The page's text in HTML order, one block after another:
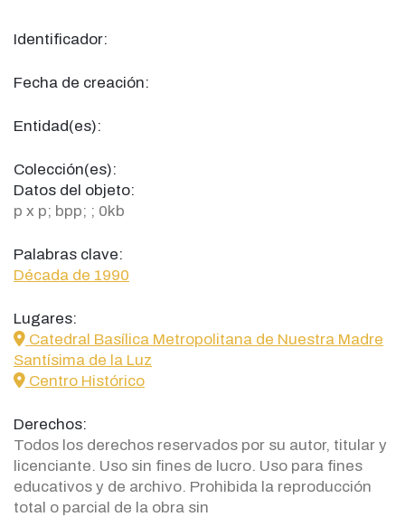
Identificador:
Fecha de creación:
Entidad(es):
Colección(es):
Datos del objeto:
p x p; bpp; ; 0kb
Palabras clave:
Década de 1990
Lugares:
icon
Catedral Basílica Metropolitana de Nuestra Madre
Santísima de la Luz
icon
Centro Histórico
Derechos:
Todos los derechos reservados por su autor, titular y
licenciante. Uso sin fines de lucro. Uso para fines
educativos y de archivo. Prohibida la reproducción
total o parcial de la obra sin